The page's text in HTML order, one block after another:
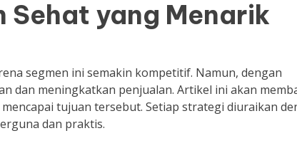
Sehat yang Menarik
segmen ini semakin kompetitif. Namun, dengan
dan meningkatkan penjualan. Artikel ini akan
tujuan tersebut. Setiap strategi diuraikan
dan praktis.